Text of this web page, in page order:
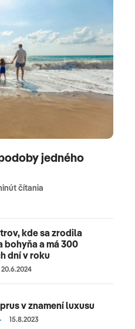
jedného
čítania
kde sa zrodila
bohyňa a má 300
dní v roku
20.6.2024
v znamení luxusu
15.8.2023